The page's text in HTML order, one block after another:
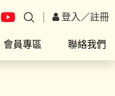
登入／註冊
會員專區 聯絡我們